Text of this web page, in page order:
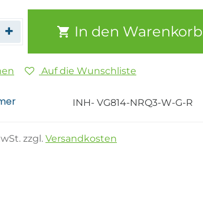
In den Warenkorb
Auf die Wunschliste
INH- VG814-NRQ3-W-G-R
zzgl. Versandkosten